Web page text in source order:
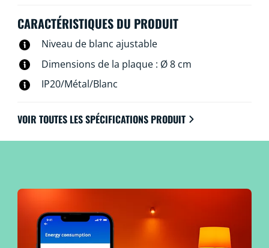
CARACTÉRISTIQUES DU PRODUIT
Niveau de blanc ajustable
Dimensions de la plaque : Ø 8 cm
IP20/Métal/Blanc
VOIR TOUTES LES SPÉCIFICATIONS PRODUIT